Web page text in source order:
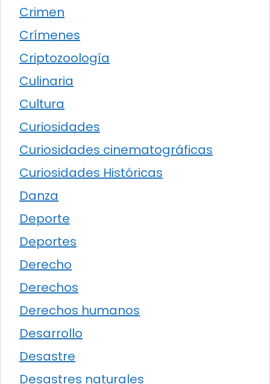
Crimen
Crímenes
Criptozoología
Culinaria
Cultura
Curiosidades
Curiosidades cinematográficas
Curiosidades Históricas
Danza
Deporte
Deportes
Derecho
Derechos
Derechos humanos
Desarrollo
Desastre
Desastres naturales